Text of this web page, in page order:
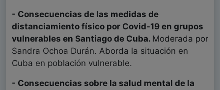
- Consecuencias de las medidas de
distanciamiento físico por Covid-19 en grupos
vulnerables en Santiago de Cuba. Moderada por
Sandra Ochoa Durán. Aborda la situación en
Cuba en población vulnerable.
- Consecuencias sobre la salud mental de la